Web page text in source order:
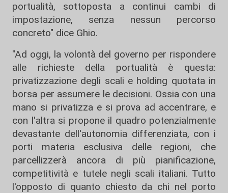
portualità, sottoposta a continui cambi di
impostazione, senza nessun percorso
concreto" dice Ghio.
"Ad oggi, la volontà del governo per rispondere
alle richieste della portualità è questa:
privatizzazione degli scali e holding quotata in
borsa per assumere le decisioni. Ossia con una
mano si privatizza e si prova ad accentrare, e
con l'altra si propone il quadro potenzialmente
devastante dell'autonomia differenziata, con i
porti materia esclusiva delle regioni, che
parcellizzerà ancora di più pianificazione,
competitività e tutele negli scali italiani. Tutto
l'opposto di quanto chiesto da chi nel porto